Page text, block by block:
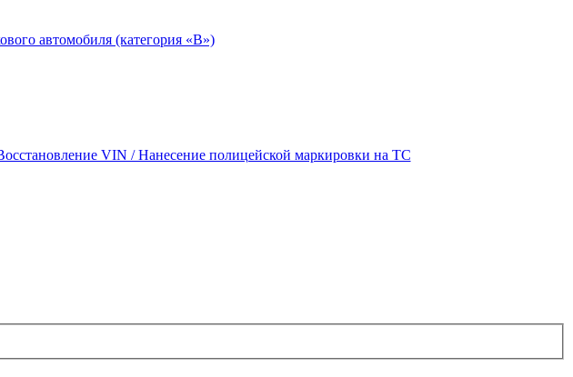
автомобиля (категория «В»)
VIN / Нанесение полицейской маркировки на ТС